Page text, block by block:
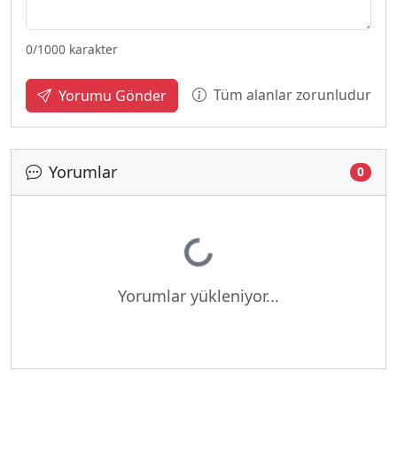
0/1000 karakter
Yorumu Gönder Tüm alanlar zorunludur
Yorumlar 0
Yükleniyor...
Yorumlar yükleniyor...